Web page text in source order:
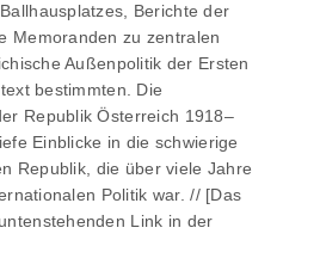
Berichte der
Memoranden zu zentralen
Außenpolitik der Ersten
bestimmten. Die
Republik Österreich 1918–
Einblicke in die schwierige
Republik, die über viele Jahre
Politik war. // [Das
Link in der